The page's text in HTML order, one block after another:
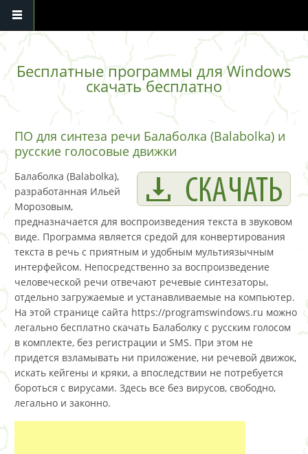
Перейти к основному содержанию
Бесплатные программы для Windows
скачать бесплатно
ПО для синтеза речи Балаболка (Balabolka) и
русские голосовые движки
Балаболка (Balabolka),
разработанная Ильей
Морозовым,
предназначается для воспроизведения текста в звуковом
виде. Программа является средой для конвертирования
текста в речь с приятным и удобным мультиязычным
интерфейсом. Непосредственно за воспроизведение
человеческой речи отвечают речевые синтезаторы,
отдельно загружаемые и устанавливаемые на компьютер.
На этой странице сайта https://programswindows.ru можно
легально бесплатно скачать Балаболку с русским голосом
в комплекте, без регистрации и SMS. При этом не
придется взламывать ни приложение, ни речевой движок,
искать кейгены и кряки, а впоследствии не потребуется
бороться с вирусами. Здесь все без вирусов, свободно,
легально и законно.